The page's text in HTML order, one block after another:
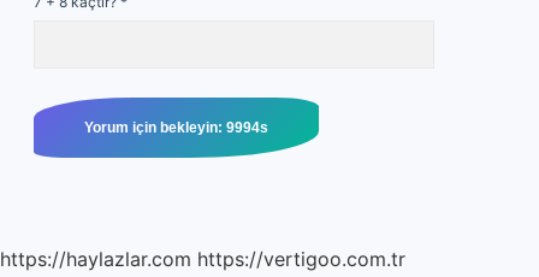
https://haylazlar.com https://vertigoo.com.tr